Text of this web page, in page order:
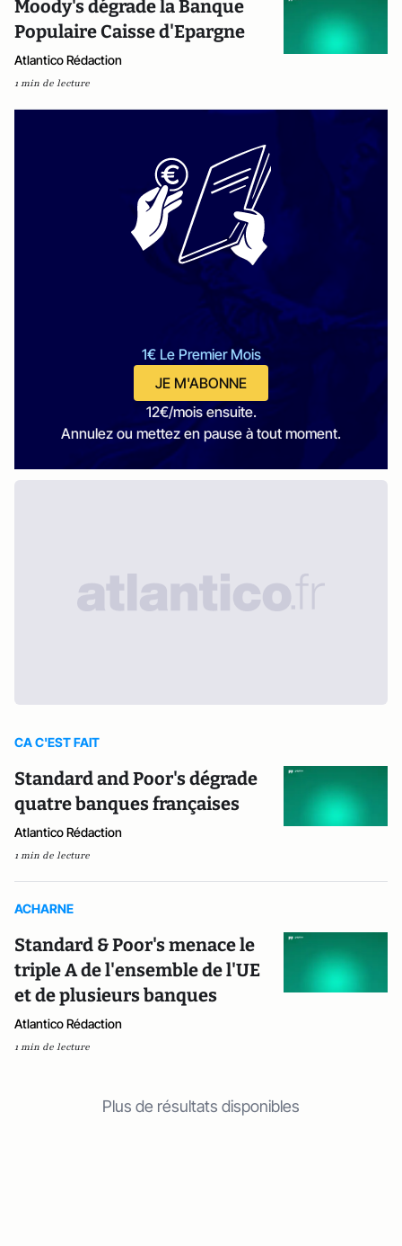
Moody's dégrade la Banque
Populaire Caisse d'Epargne
Atlantico Rédaction
1 min de lecture
1€ Le Premier Mois
JE M'ABONNE
12€/mois ensuite.
Annulez ou mettez en pause à tout moment.
CA C'EST FAIT
Standard and Poor's dégrade
quatre banques françaises
Atlantico Rédaction
1 min de lecture
ACHARNE
Standard & Poor's menace le
triple A de l'ensemble de l'UE
et de plusieurs banques
Atlantico Rédaction
1 min de lecture
Plus de résultats disponibles